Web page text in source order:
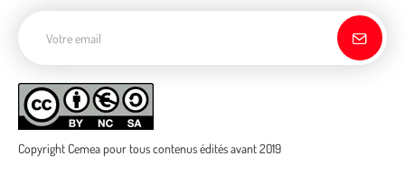
Copyright Cemea pour tous contenus édités avant 2019